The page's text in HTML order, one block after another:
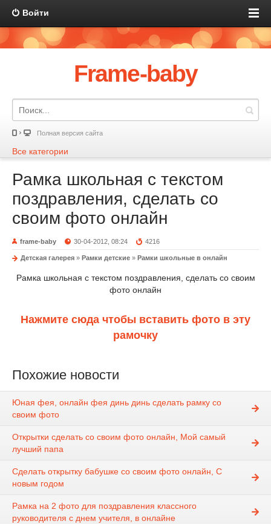
Войти
Frame-baby
Полная версия сайта
Все категории
Рамка школьная с текстом
поздравления, сделать со
своим фото онлайн
frame-baby 30-04-2012, 08:24 4216
Детская галерея » Рамки детские » Рамки школьные в онлайн
Рамка школьная с текстом поздравления, сделать со своим
фото онлайн
Нажмите сюда чтобы вставить фото в эту
рамочку
Похожие новости
Юная фея, онлайн фея динь динь сделать рамку со
своим фото
Открытки сделать со своим фото онлайн, Мой самый
лучший папа
Сделать открытку бабушке со своим фото онлайн, С
новым годом
Рамка на 2 фото для поздравления классного
руководителя с днем учителя, в онлайне